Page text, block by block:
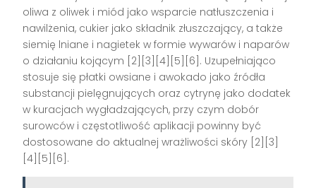
oliwa z oliwek i miód jako wsparcie natłuszczenia i
nawilżenia, cukier jako składnik złuszczający, a także
siemię lniane i nagietek w formie wywarów i naparów
o działaniu kojącym [2][3][4][5][6]. Uzupełniająco
stosuje się płatki owsiane i awokado jako źródła
substancji pielęgnujących oraz cytrynę jako dodatek
w kuracjach wygładzających, przy czym dobór
surowców i częstotliwość aplikacji powinny być
dostosowane do aktualnej wrażliwości skóry [2][3]
[4][5][6].